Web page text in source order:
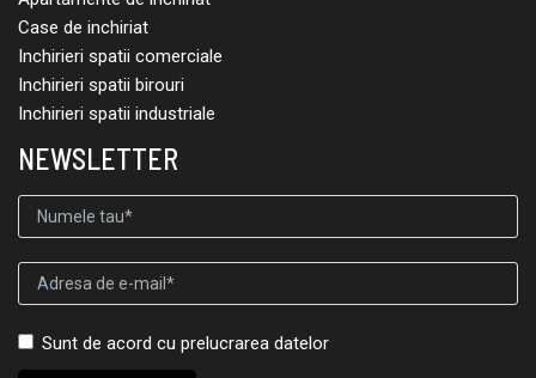
Case de inchiriat
Inchirieri spatii comerciale
Inchirieri spatii birouri
Inchirieri spatii industriale
NEWSLETTER
Sunt de acord cu prelucrarea datelor